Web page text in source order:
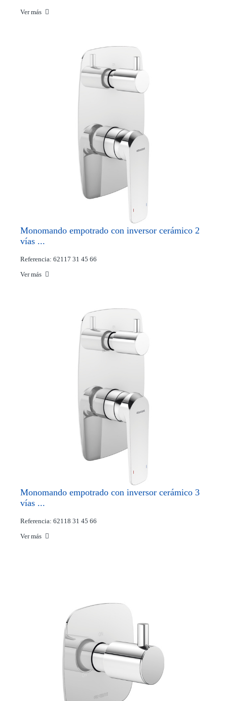
Ver más
Monomando empotrado con inversor cerámico 2
vías ...
Referencia: 62117 31 45 66
Ver más
Monomando empotrado con inversor cerámico 3
vías ...
Referencia: 62118 31 45 66
Ver más